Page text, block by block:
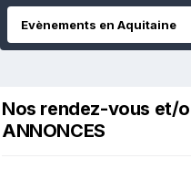
Evènements en Aquitaine
Nos rendez-vous et/
ANNONCES